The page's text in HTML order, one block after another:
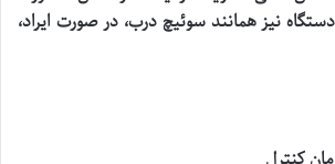
نیز همانند سوئیچ درب، در صورت ایراد،